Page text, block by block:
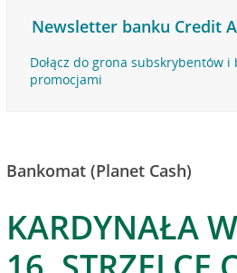
Newsletter banku Credit
Dołącz do grona subskrybentów
promocjami
Bankomat (Planet Cash)
KARDYNAŁA